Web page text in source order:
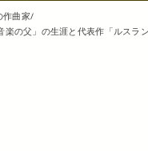
作曲家
楽の父」の生涯と代表作「ルスラ